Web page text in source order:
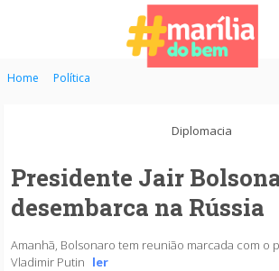
Home Política
Diplomacia
Presidente Jair
desembarca na Rússia
Amanhã, Bolsonaro tem reunião marcada com o
Vladimir Putin ler